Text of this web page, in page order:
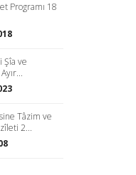
Programı 18
Şîa ve
Tâzim ve
2...